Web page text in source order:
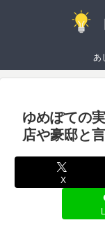
あ
ゆめぽての
店や豪邸と
X